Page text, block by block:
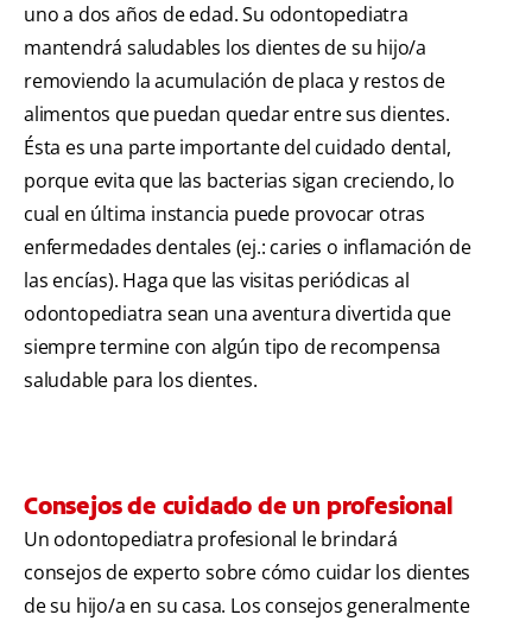
uno a dos años de edad. Su odontopediatra
mantendrá saludables los dientes de su hijo/a
removiendo la acumulación de placa y restos de
alimentos que puedan quedar entre sus dientes.
Ésta es una parte importante del cuidado dental,
porque evita que las bacterias sigan creciendo, lo
cual en última instancia puede provocar otras
enfermedades dentales (ej.: caries o inflamación de
las encías). Haga que las visitas periódicas al
odontopediatra sean una aventura divertida que
siempre termine con algún tipo de recompensa
saludable para los dientes.
Consejos de cuidado de un profesional
Un odontopediatra profesional le brindará
consejos de experto sobre cómo cuidar los dientes
de su hijo/a en su casa. Los consejos generalmente